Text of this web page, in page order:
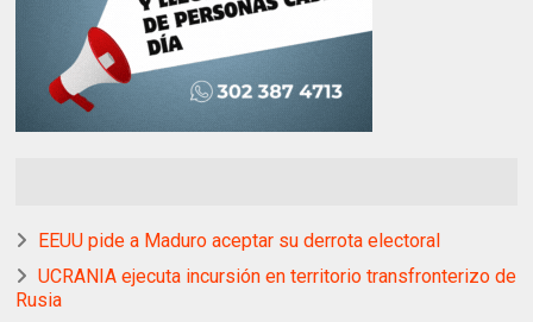
EEUU pide a Maduro aceptar su derrota electoral
UCRANIA ejecuta incursión en territorio transfronterizo de
Rusia